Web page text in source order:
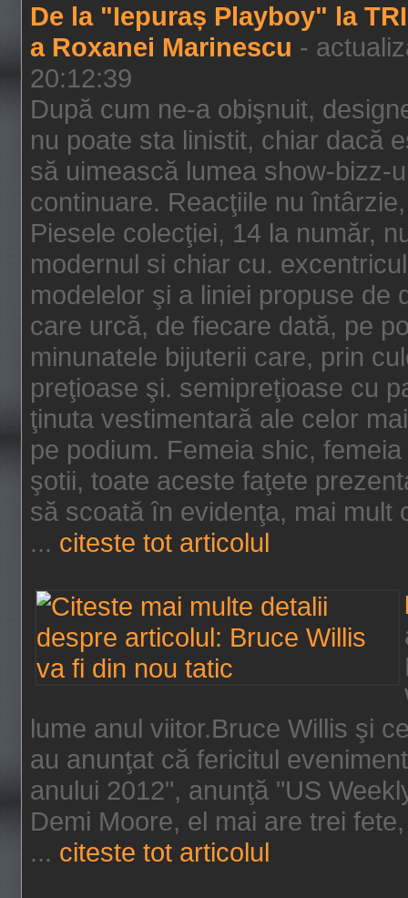
De la "Iepuraș Playboy" la
a Roxanei Marinescu -
20:12:39
După cum ne-a obişnuit,
nu poate sta linistit, chiar dacă
să uimească lumea show-bizz-
continuare. Reacţiile nu
Piesele colecţiei, 14 la număr,
modernul si chiar cu.
modelelor şi a liniei propuse de
care urcă, de fiecare dată, pe
minunatele bijuterii care, prin
preţioase şi. semipreţioase cu
ţinuta vestimentară ale celor
pe podium. Femeia shic,
şotii, toate aceste faţete
să scoată în evidenţa, mai mult
... citeste tot articolul
lume anul viitor.Bruce Willis şi
au anunţat că fericitul
anului 2012", anunţă "US
Demi Moore, el mai are trei
... citeste tot articolul